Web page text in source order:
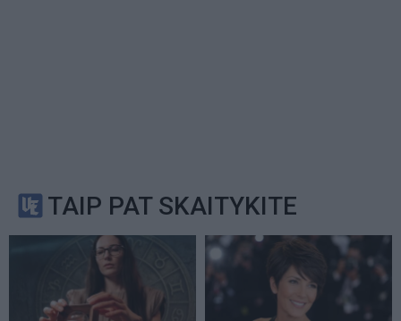
TAIP PAT SKAITYKITE